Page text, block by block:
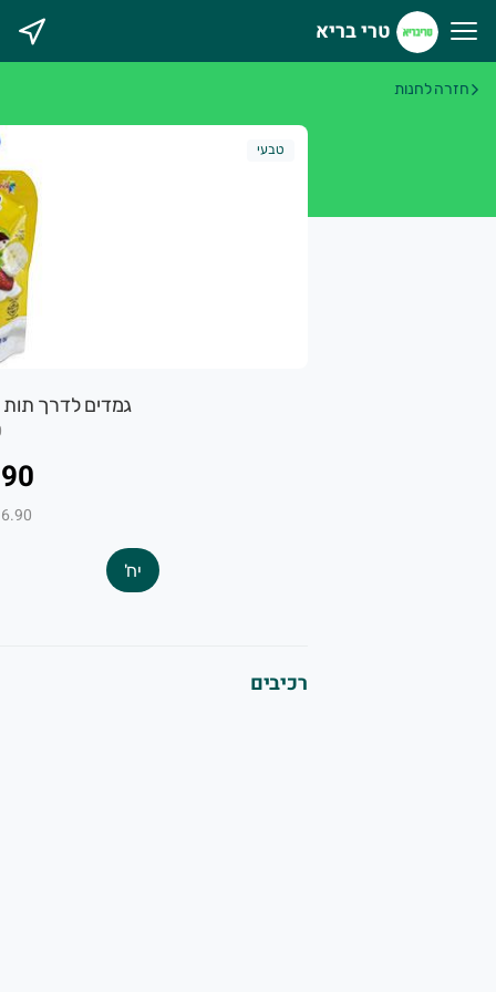
טרי בריאטרי בריא
חזרה לחנות
טבעי
גמדים לדרך תות בננה 100
₪6.90 ל-
יח'
רכיבים